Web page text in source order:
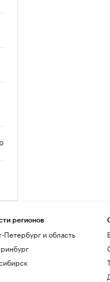
регионов
Петербург и область